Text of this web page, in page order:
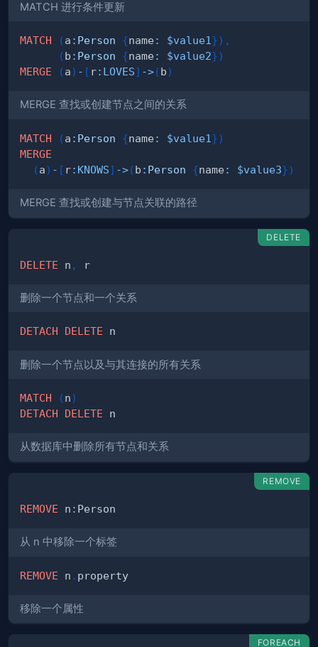
MATCH 进行条件更新
MATCH (a : Person {name : $value1 }) ,
(b : Person {name : $value2})
MERGE
(a) - [ r: LOVES] ->(b)
MERGE 查找或创建节点之间的关系
MATCH (a : Person {name : $value1 })
MERGE
(a) - [ r: KNOWS] ->(b : Person {name : $value3})
MERGE 查找或创建与节点关联的路径
DELETE
DELETE n ,
删除一个节点和一个关系
DETACH DELETE
删除一个节点以及与其连接的所有关系
MATCH (n)
DETACH
DELETE
从数据库中删除所有节点和关系
REMOVE
REMOVE n :
从 n 中移除一个标签
REMOVE n .
移除一个属性
FOREACH